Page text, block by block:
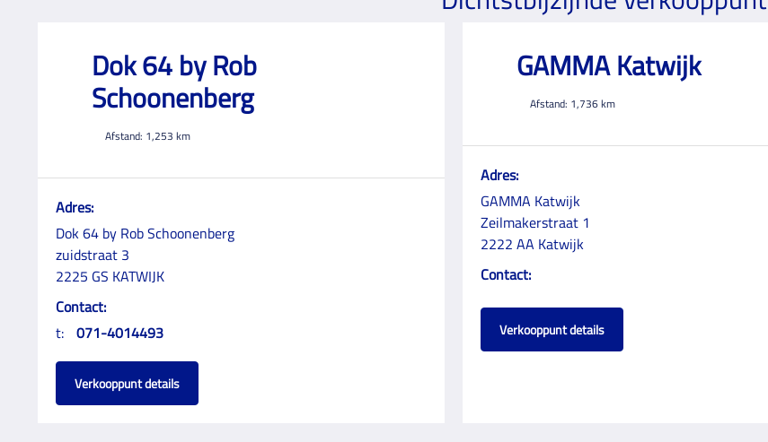
Dok 64 by Rob
Schoonenberg
Afstand: 1,253 km
Adres:
Dok 64 by Rob Schoonenberg
zuidstraat 3
2225 GS KATWIJK
Contact:
t: 071-4014493
Verkooppunt details
GAMMA Katwijk
Afstand: 1,736km
Adres:
GAMMA Katwijk
Zeilmakerstraat 1
2222 AA Katwijk
Contact:
Verkooppunt details